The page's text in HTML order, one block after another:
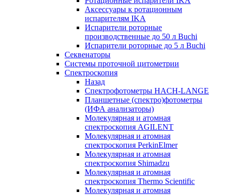
Аксессуары к ротационным
испарителям IKA
Испарители роторные
производственные до 50 л Buchi
Испарители роторные до 5 л Buchi
Секвенаторы
Системы проточной цитометрии
Спектроскопия
Назад
Спектрофотометры HACH-LANGE
Планшетные (спектро)фотометры
(ИФА анализаторы)
Молекулярная и атомная
спектроскопия AGILENT
Молекулярная и атомная
спектроскопия PerkinElmer
Молекулярная и атомная
спектроскопия Shimadzu
Молекулярная и атомная
спектроскопия Thermo Scientific
Молекулярная и атомная